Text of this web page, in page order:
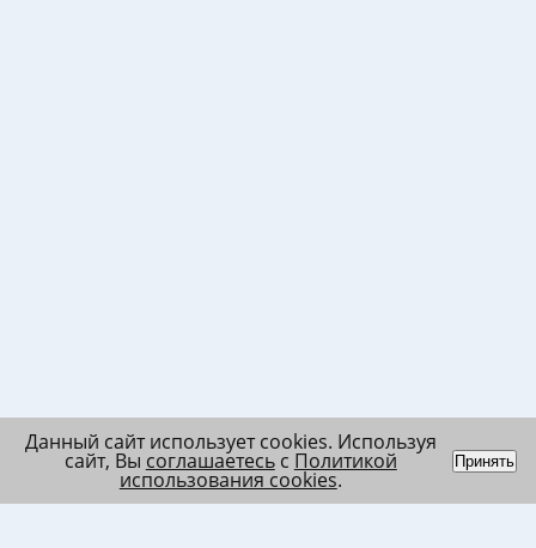
Данный сайт использует cookies. Используя
сайт, Вы соглашаетесьс Политикой
использования cookies.
Принять